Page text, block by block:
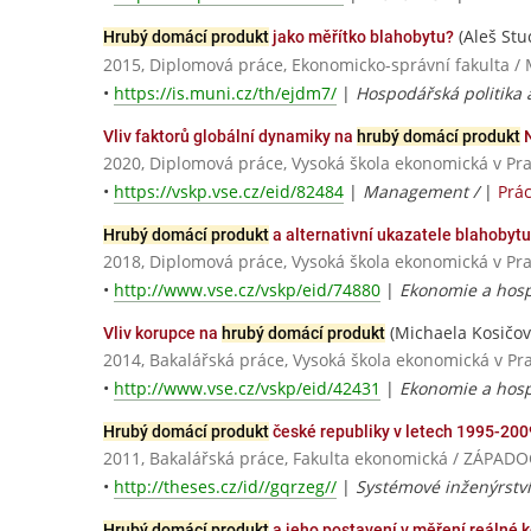
Hrubý domácí produkt jako měřítko blahobytu? (Aleš
2015, Diplomová práce, Ekonomicko-správní fakulta /
• https://is.muni.cz/th/ejdm7/ | Hospodářská politika
Vliv faktorů globální dynamiky na hrubý domácí produkt
2020, Diplomová práce, Vysoká škola ekonomická v
• https://vskp.vse.cz/eid/82484 | Management / |
Hrubý domácí produkta alternativní ukazatele
2018, Diplomová práce, Vysoká škola ekonomická v
• http://www.vse.cz/vskp/eid/74880 | Ekonomie a
Vliv korupce na hrubý domácí produkt (Michaela
2014, Bakalářská práce, Vysoká škola ekonomická v
• http://www.vse.cz/vskp/eid/42431 | Ekonomie a
Hrubý domácí produktčeské republiky v letech 1995-
2011, Bakalářská práce, Fakulta ekonomická /
• http://theses.cz/id//gqrzeg// | Systémové